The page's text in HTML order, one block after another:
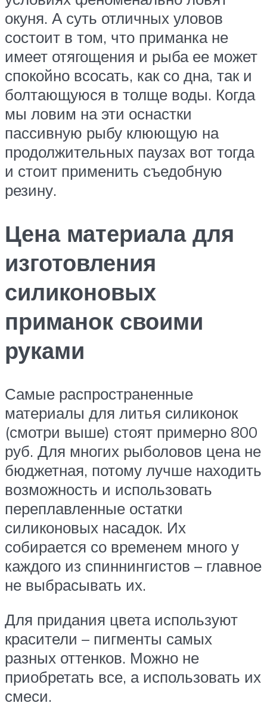
окуня. А суть отличных уловов
состоит в том, что приманка не
имеет отягощения и рыба ее может
спокойно всосать, как со дна, так и
болтающуюся в толще воды. Когда
мы ловим на эти оснастки
пассивную рыбу клюющую на
продолжительных паузах вот тогда
и стоит применить съедобную
резину.
Цена материала для
изготовления
силиконовых
приманок своими
руками
Самые распространенные
материалы для литья силиконок
(смотри выше) стоят примерно 800
руб. Для многих рыболовов цена не
бюджетная, потому лучше находить
возможность и использовать
переплавленные остатки
силиконовых насадок. Их
собирается со временем много у
каждого из спиннингистов – главное
не выбрасывать их.
Для придания цвета используют
красители – пигменты самых
разных оттенков. Можно не
приобретать все, а использовать их
смеси.